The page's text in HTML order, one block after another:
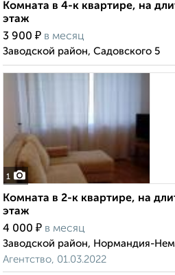
Комната в 4-к квартире, на
этаж
3 900 ₽ в месяц
Заводской район, Садовского 5
1
Комната в 2-к квартире, на
этаж
4 000 ₽ в месяц
Заводской район, Нормандия-
Агентство, 01.03.2022